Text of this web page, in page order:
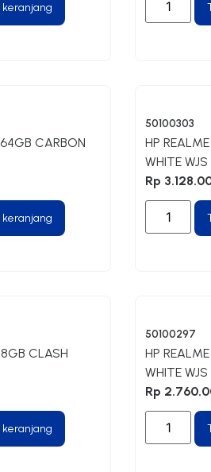
CARBON
50100303
HP
WHITE
Rp
CLASH
50100297
HP
WHITE
Rp